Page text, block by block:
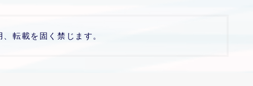
転載を固く禁じます。